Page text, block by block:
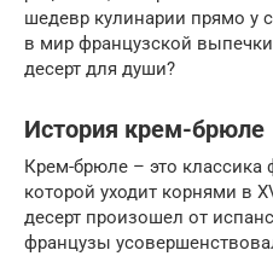
шедевр кулинарии прямо у
в мир французской
десерт для души?
История крем-брюле
Крем-брюле – это классика
которой уходит корнями в
десерт произошел от
французы